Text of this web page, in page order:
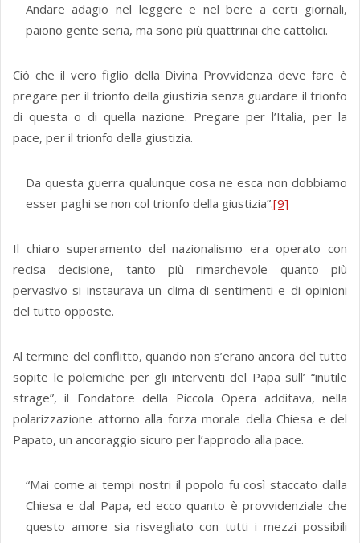
Andare adagio nel leggere e nel bere a certi giornali,
paiono gente seria, ma sono più quattrinai che cattolici.
Ciò che il vero figlio della Divina Provvidenza deve fare è
pregare per il trionfo della giustizia senza guardare il trionfo
di questa o di quella nazione. Pregare per l’Italia, per la
pace, per il trionfo della giustizia.
Da questa guerra qualunque cosa ne esca non dobbiamo
esser paghi se non col trionfo della giustizia”.[9]
Il chiaro superamento del nazionalismo era operato con
recisa decisione, tanto più rimarchevole quanto più
pervasivo si instaurava un clima di sentimenti e di opinioni
del tutto opposte.
Al termine del conflitto, quando non s’erano ancora del tutto
sopite le polemiche per gli interventi del Papa sull’ “inutile
strage”, il Fondatore della Piccola Opera additava, nella
polarizzazione attorno alla forza morale della Chiesa e del
Papato, un ancoraggio sicuro per l’approdo alla pace.
“Mai come ai tempi nostri il popolo fu così staccato dalla
Chiesa e dal Papa, ed ecco quanto è provvidenziale che
questo amore sia risvegliato con tutti i mezzi possibili